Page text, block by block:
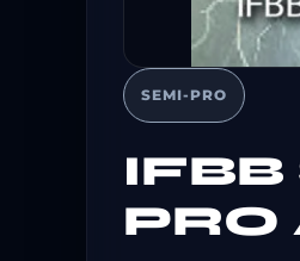
SEMI-PRO
IFBB
PRO